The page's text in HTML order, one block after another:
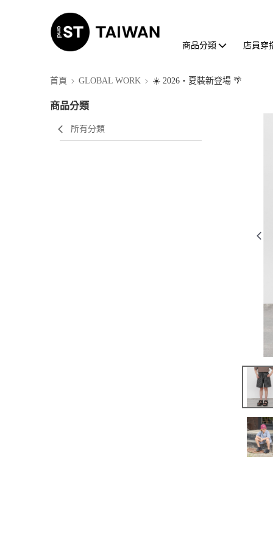
商品分類 店員穿
首頁 GLOBAL WORK ☀️ 2026・夏裝新登場 🌴
商品分類
所有分類